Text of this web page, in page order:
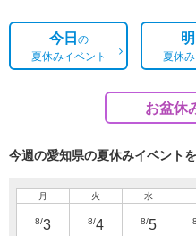
今日の
夏休みイベント
夏休
お盆休
今週の愛知県の夏休みイベント
月
8/3
火
8/4
水
8/5